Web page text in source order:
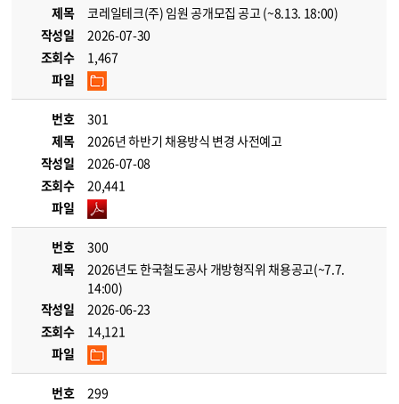
제목
코레일테크(주) 임원 공개모집 공고 (~8.13. 18:00)
작성일
2026-07-30
조회수
1,467
파일
번호
301
제목
2026년 하반기 채용방식 변경 사전예고
작성일
2026-07-08
조회수
20,441
파일
번호
300
제목
2026년도 한국철도공사 개방형직위 채용공고(~7.7.
14:00)
작성일
2026-06-23
조회수
14,121
파일
번호
299